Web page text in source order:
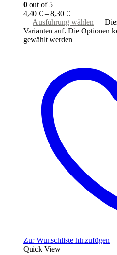
0 out of 5
4,40 € – 8,30 €
Ausführung wählen
Varianten auf. Die Optionen
gewählt werden
Zur Wunschliste hinzufügen
Quick View